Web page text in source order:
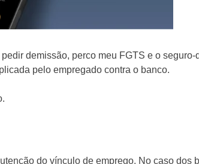
demissão, perco meu FGTS e o seguro-
pelo empregado contra o banco.
do vínculo de emprego. No caso dos